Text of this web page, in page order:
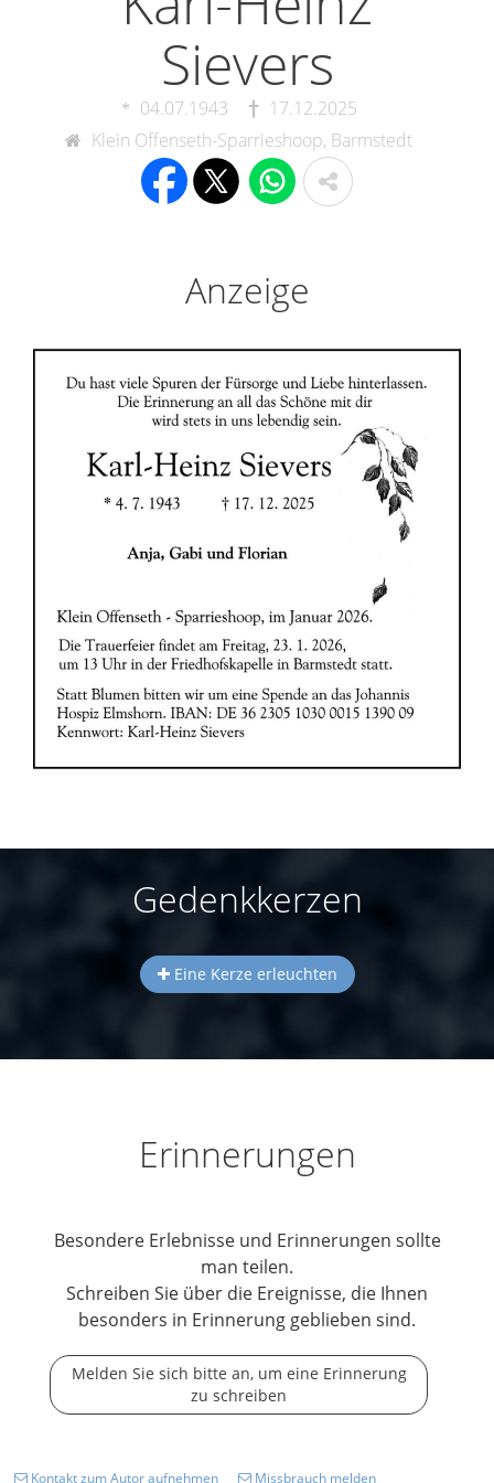
Sievers
04.07.1943
17.12.2025
Klein Offenseth-Sparrieshoop, Barmstedt
Anzeige
Gedenkkerzen
Eine Kerze erleuchten
Erinnerungen
Besondere Erlebnisse und Erinnerungen sollte
man teilen.
Schreiben Sie über die Ereignisse, die Ihnen
besonders in Erinnerung geblieben sind.
Melden Sie sich bitte an, um eine Erinnerung
zu schreiben
Kontakt zum Autor aufnehmen Missbrauch melden